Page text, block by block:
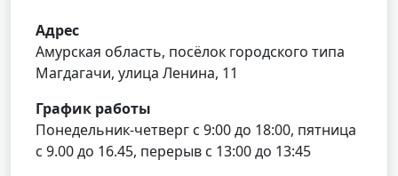
Адрес
Амурская область, посёлок городского типа
Магдагачи, улица Ленина, 11
График работы
Понедельник-четверг с 9:00 до 18:00, пятница
с 9.00 до 16.45, перерыв с 13:00 до 13:45